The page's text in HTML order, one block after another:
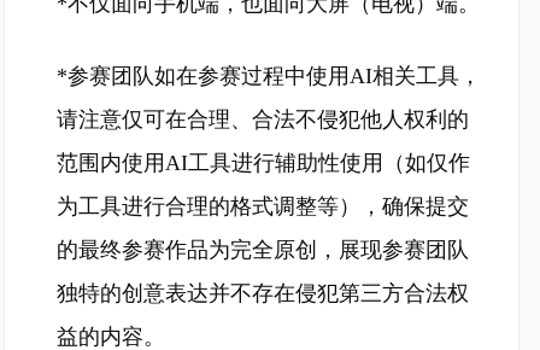
*参赛团队如在参赛过程中使用AI相关工具，
请注意仅可在合理、合法不侵犯他人权利的
范围内使用AI工具进行辅助性使用（如仅作
为工具进行合理的格式调整等），确保提交
的最终参赛作品为完全原创，展现参赛团队
独特的创意表达并不存在侵犯第三方合法权
益的内容。